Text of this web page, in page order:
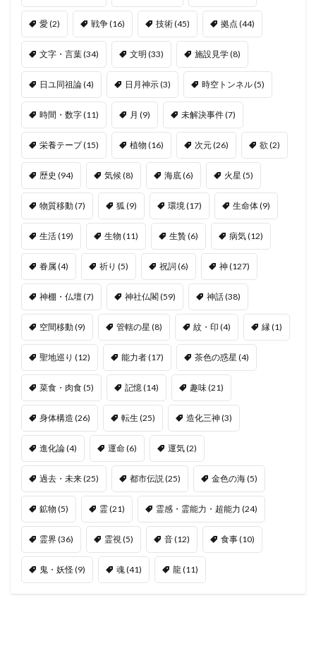
愛(2) 戦争(16) 技術(45) 拠点 (44)
文字・言葉(34) 文明 (33) 施設見学(8)
日ユ同祖論(4) 日月神示(3) 時空トンネル(5)
時間・数字(11) 月 (9) 未解決事件(7)
栄養テープ(15) 植物 (16) 次元(26) 欲 (2)
歴史 (94) 気候(8) 海底(6) 火星 (5)
物質移動(7) 狐 (9) 環境(17) 生命体(9)
生活(19) 生物 (11) 生贄(6) 病気(12)
眷属(4) 祈り (5) 祝詞(6) 神(127)
神棚・仏壇(7) 神社仏閣(59) 神話(38)
空間移動(9) 管轄の星 (8) 紋・印 (4) 縁(1)
聖地巡り (12) 能力者(17) 茶色の惑星 (4)
菜食・肉食(5) 記憶(14) 趣味(21)
身体構造 (26) 転生 (25) 造化三神(3)
進化論(4) 運命(6) 運気(2)
過去・未来(25) 都市伝説(25) 金色の海(5)
鉱物 (5) 霊(21) 霊感・霊能力・超能力 (24)
霊界(36) 霊視(5) 音(12) 食事(10)
鬼・妖怪(9) 魂(41) 龍(11)